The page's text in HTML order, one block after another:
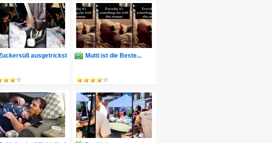
ausgetrickst Mutti ist die Beste...